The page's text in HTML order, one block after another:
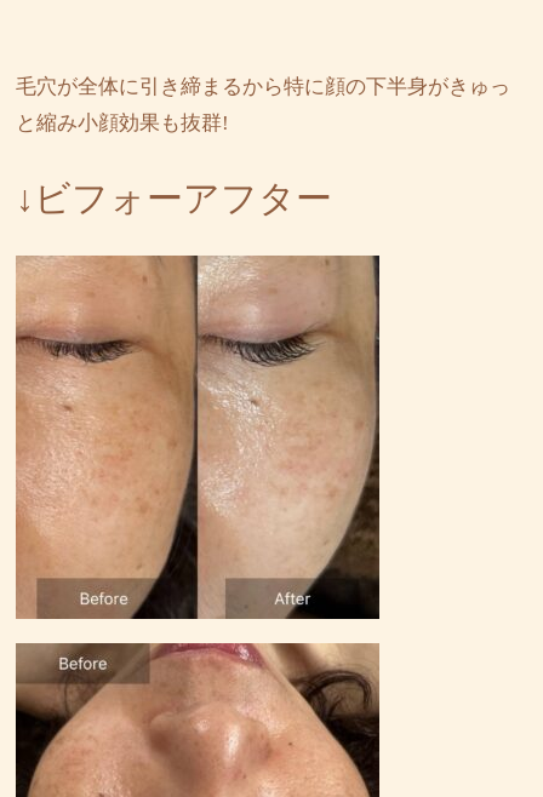
毛穴が全体に引き締まるから特に顔の下半身がきゅっ
と縮み小顔効果も抜群!
↓ビフォーアフター